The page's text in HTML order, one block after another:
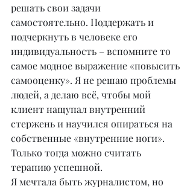
решать свои задачи
самостоятельно. Поддержать и
подчеркнуть в человеке его
индивидуальность – вспомните то
самое модное выражение «повысить
самооценку». Я не решаю проблемы
людей, а делаю всё, чтобы мой
клиент нащупал внутренний
стержень и научился опираться на
собственные «внутренние ноги».
Только тогда можно считать
терапию успешной.
Я мечтала быть журналистом, но